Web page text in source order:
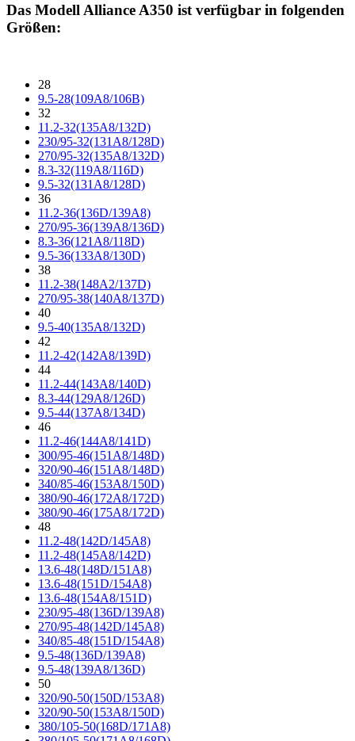
Das Modell Alliance A350 ist verfügbar in folgenden
Größen:
28
9.5-28(109A8/106B)
32
11.2-32(135A8/132D)
230/95-32(131A8/128D)
270/95-32(135A8/132D)
8.3-32(119A8/116D)
9.5-32(131A8/128D)
36
11.2-36(136D/139A8)
270/95-36(139A8/136D)
8.3-36(121A8/118D)
9.5-36(133A8/130D)
38
11.2-38(148A2/137D)
270/95-38(140A8/137D)
40
9.5-40(135A8/132D)
42
11.2-42(142A8/139D)
44
11.2-44(143A8/140D)
8.3-44(129A8/126D)
9.5-44(137A8/134D)
46
11.2-46(144A8/141D)
300/95-46(151A8/148D)
320/90-46(151A8/148D)
340/85-46(153A8/150D)
380/90-46(172A8/172D)
380/90-46(175A8/172D)
48
11.2-48(142D/145A8)
11.2-48(145A8/142D)
13.6-48(148D/151A8)
13.6-48(151D/154A8)
13.6-48(154A8/151D)
230/95-48(136D/139A8)
270/95-48(142D/145A8)
340/85-48(151D/154A8)
9.5-48(136D/139A8)
9.5-48(139A8/136D)
50
320/90-50(150D/153A8)
320/90-50(153A8/150D)
380/105-50(168D/171A8)